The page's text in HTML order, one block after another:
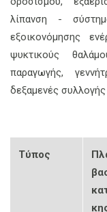
λίπανση -
εξοικονόμησης
ψυκτικούς
παραγωγής,
δεξαμενές
Τύπος